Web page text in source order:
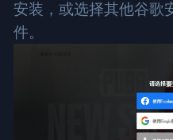
安装，或选择其他谷歌
件。